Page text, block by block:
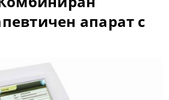
апарат с